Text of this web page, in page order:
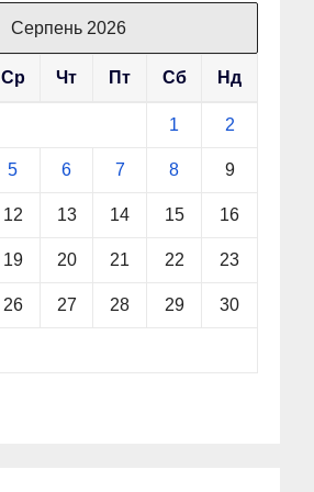
Серпень 2026
Ср Чт Пт Сб Нд
1 2
5 6 7 8 9
12 13 14 15 16
19 20 21 22 23
26 27 28 29 30